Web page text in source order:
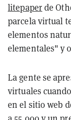
litepaperde
parcela virtual
elementos
elementales" y
La gente se
virtuales
en el sitio web